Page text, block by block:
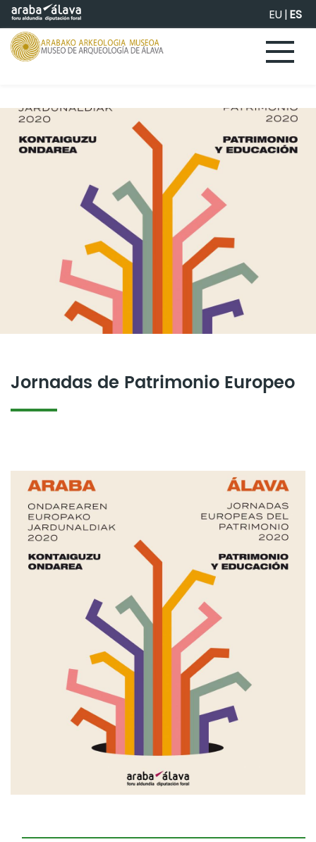
Saltar al contenido principal EU|ES
Jornadas de Patrimonio Europeo